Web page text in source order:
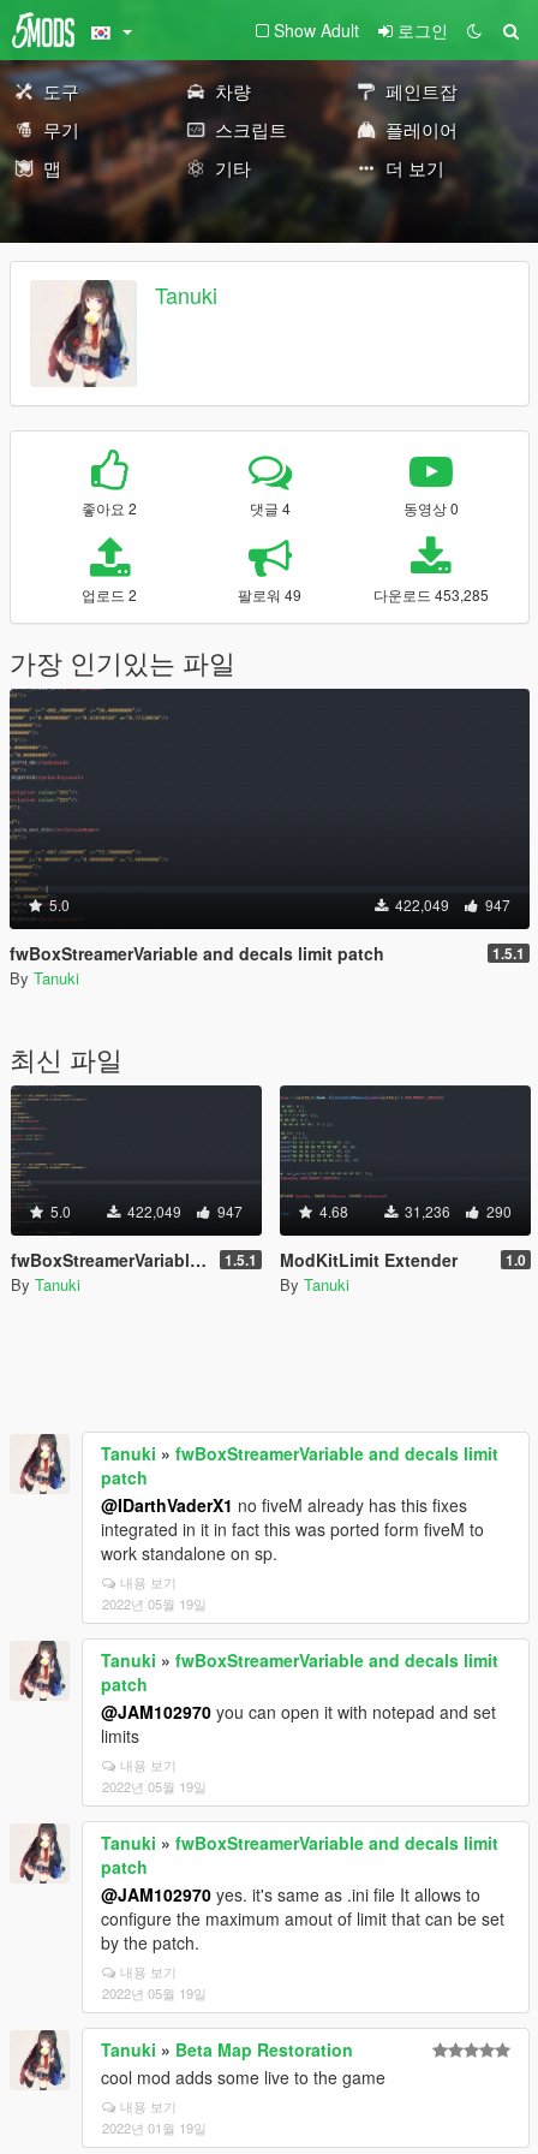
Show Adult 로그인
도구 차량
페인트잡
무기
스크립트
플레이어
맵
기타 더 보기
Tanuki
좋아요 2 댓글 4 동영상 0
업로드 2 팔로워 49 다운로드 453,285
가장 인기있는 파일
5.0 422,049 947
fwBoxStreamerVariable and decals limit patch 1.5.1
By Tanuki
최신 파일
5.0 422,049 947
fwBoxStreamerVariable and decals limit patch 1.5.1
By Tanuki
4.68 31,236 290
ModKitLimit Extender 1.0
By Tanuki
Tanuki » fwBoxStreamerVariable and decals limit
patch
@IDarthVaderX1 no fiveM already has this fixes
integrated in it in fact this was ported form fiveM to
work standalone on sp.
내용 보기
2022년 05월 19일
Tanuki » fwBoxStreamerVariable and decals limit
patch
@JAM102970 you can open it with notepad and set
limits
내용 보기
2022년 05월 19일
Tanuki » fwBoxStreamerVariable and decals limit
patch
@JAM102970 yes. it's same as .ini file It allows to
configure the maximum amout of limit that can be set
by the patch.
내용 보기
2022년 05월 19일
Tanuki » Beta Map Restoration
cool mod adds some live to the game
내용 보기
2022년 01월 19일